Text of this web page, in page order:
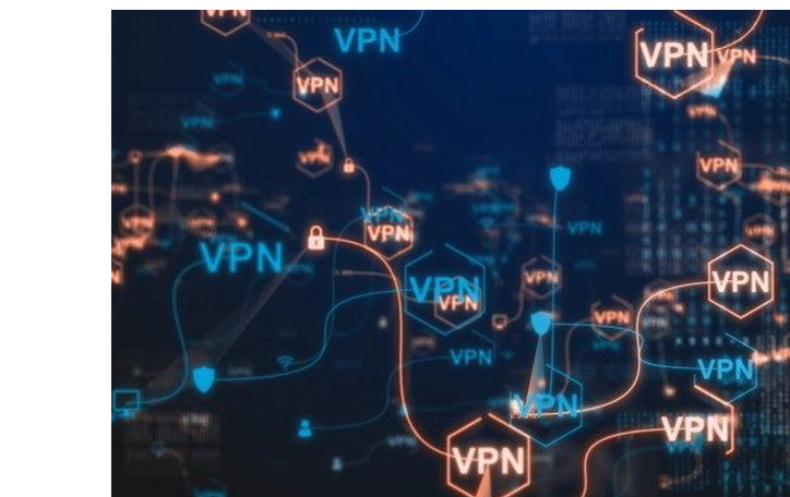
Мобільні пристрої/ПК
Наука
Периферія
Софт
Телеком
Технології
Фінтех